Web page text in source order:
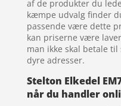
af de produkter du
kæmpe udvalg finder
passende være dette
kan priserne være
man ikke skal betale
dyre adresser.
Stelton Elkedel
når du handler